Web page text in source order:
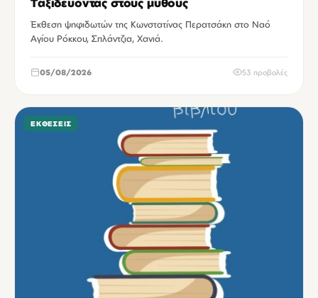
Έκθεση ψηφιδωτών της Κωνστατίνας Περατσάκη στο Ναό
Αγίου Ρόκκου, Σπλάντζια, Χανιά.
05/08/2026 53 προβολές
ΕΚΘΈΣΕΙΣ